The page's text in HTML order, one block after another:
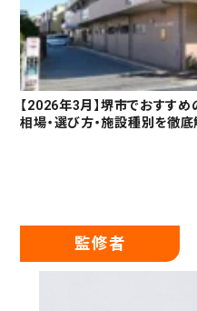
【2026年3月】堺市でおすす
相場・選び方・施設種別を徹
監修者